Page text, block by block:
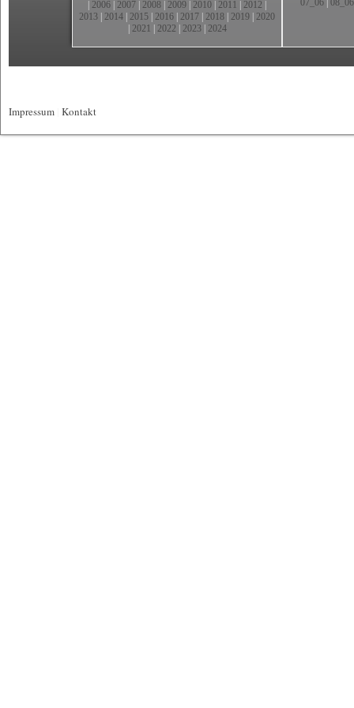
2006 2007 2008 2009 2010 2011 2012
2013 2014 2015 2016 2017 2018 2019 2020
2021 2022 2023| 2024
07_06 08_06
Impressum Kontakt